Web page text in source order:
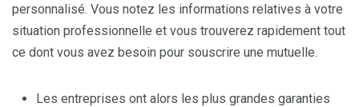
personnalisé. Vous notez les informations relatives à votre
situation professionnelle et vous trouverez rapidement tout
ce dont vous avez besoin pour souscrire une mutuelle.
Les entreprises ont alors les plus grandes garanties